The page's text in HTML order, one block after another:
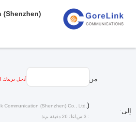
(Shenzhen)
من: أدخل بريدك
إلى:
Communication (Shenzhen) Co., Ltd. )
: 3 ﺱﺎﻋﺎﺗ 26 دقيقة ﻢﻧﺫ